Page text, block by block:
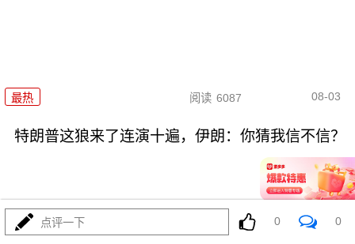
最热 阅读 6087 08-03
特朗普这狼来了连演十遍，伊朗：你猜我信不信？
点评一下 0 0